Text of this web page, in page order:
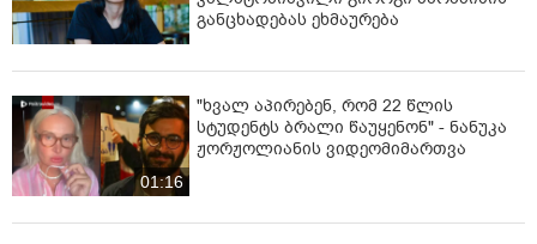
განცხადებას ეხმაურება
01:16
"ხვალ აპირებენ, რომ 22 წლის
სტუდენტს ბრალი წაუყენონ" - ნანუკა
ჟორჟოლიანის ვიდეომიმართვა